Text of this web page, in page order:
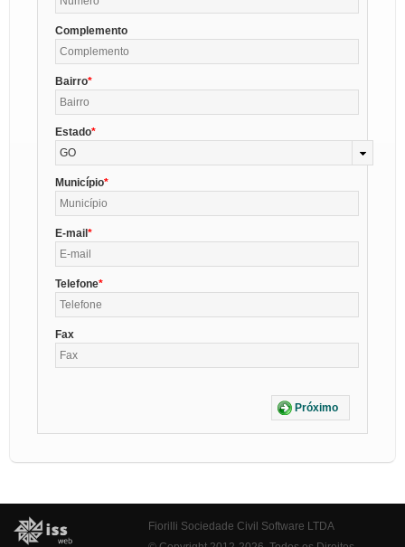
Complemento
Bairro
Estado
GO
Município
E-mail
Telefone
Fax
Próximo
Fiorilli Sociedade Civil Software LTDA